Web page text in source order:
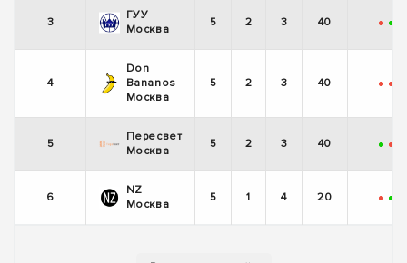
3
ГУУ
Москва
5 2 3 40 - +
4
Don
Bananos
Москва
5 2 3 40 - -
5
Пересвет
Москва
5 2 3 40 + -
6
NZ
Москва
5 1 4 20 - +